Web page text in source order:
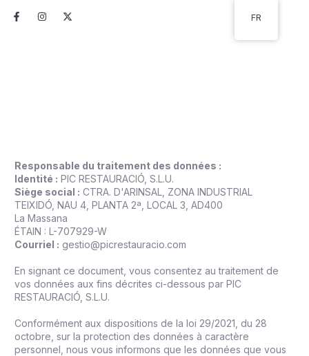
F
a
I
n
X
-
Responsable du traitement des données :
Identité : PIC RESTAURACIÓ, S.L.U.
Siège social : CTRA. D'ARINSAL, ZONA INDUSTRIAL
TEIXIDÓ, NAU 4, PLANTA 2ª, LOCAL 3, AD400
La Massana
ÉTAIN : L-707929-W
Courriel : gestio@picrestauracio.com
En signant ce document, vous consentez au traitement de
vos données aux fins décrites ci-dessous par PIC
RESTAURACIÓ, S.L.U.
Conformément aux dispositions de la loi 29/2021, du 28
octobre, sur la protection des données à caractère
personnel, nous vous informons que les données que vous
FR